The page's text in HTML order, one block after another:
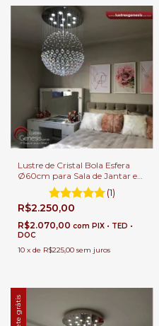
Lustre de Cristal Bola Esfera
Ø60cm para Sala de Jantar e
(1)
R$2.250,00
R$2.070,00 com PIX • TED •
DOC
10 x de R$225,00 sem juros
Frete grátis